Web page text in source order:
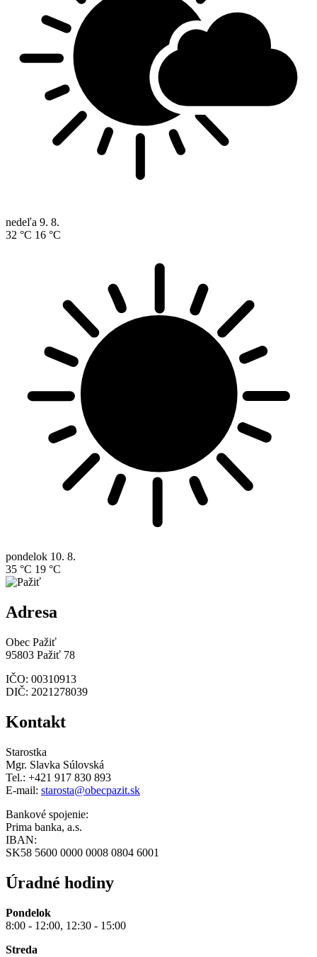
nedeľa 9. 8.
32 °C 16 °C
pondelok 10. 8.
35 °C 19 °C
Adresa
Obec Pažiť
95803 Pažiť 78
IČO: 00310913
DIČ: 2021278039
Kontakt
Starostka
Mgr. Slavka Súlovská
Tel.: +421 917 830 893
E-mail: starosta@obecpazit.sk
Bankové spojenie:
Prima banka, a.s.
IBAN:
SK58 5600 0000 0008 0804 6001
Úradné hodiny
Pondelok
8:00 - 12:00, 12:30 - 15:00
Streda